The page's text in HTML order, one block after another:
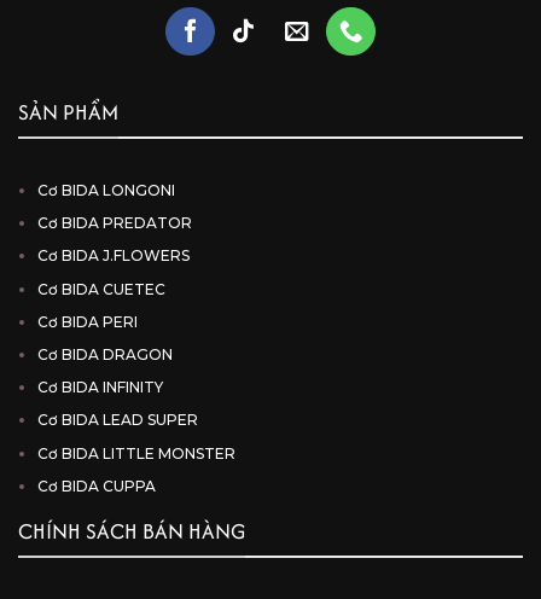
SẢN PHẨM
Cơ BIDA LONGONI
Cơ BIDA PREDATOR
Cơ BIDA J.FLOWERS
Cơ BIDA CUETEC
Cơ BIDA PERI
Cơ BIDA DRAGON
Cơ BIDA INFINITY
Cơ BIDA LEAD SUPER
Cơ BIDA LITTLE MONSTER
Cơ BIDA CUPPA
CHÍNH SÁCH BÁN HÀNG